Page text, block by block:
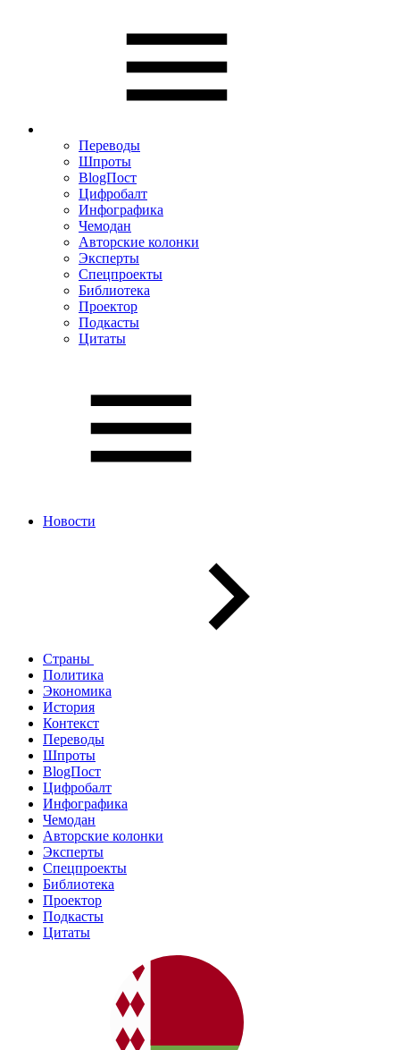
Переводы
Шпроты
BlogПост
Цифробалт
Инфографика
Чемодан
Авторские колонки
Эксперты
Спецпроекты
Библиотека
Проектор
Подкасты
Цитаты
Новости
Страны
Политика
Экономика
История
Контекст
Переводы
Шпроты
BlogПост
Цифробалт
Инфографика
Чемодан
Авторские колонки
Эксперты
Спецпроекты
Библиотека
Проектор
Подкасты
Цитаты